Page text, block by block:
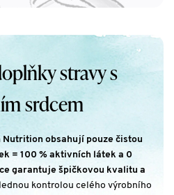
stravy s
srdcem
obsahují pouze čistou
= 100 % aktivních látek a 0
garantuje špičkovou kvalitu a
kontrolou celého výrobního